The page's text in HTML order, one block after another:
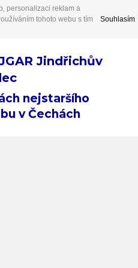
personalizaci reklam a
tohoto webu s tím
Souhlasím
Jindřichův
nejstaršího
v Čechách